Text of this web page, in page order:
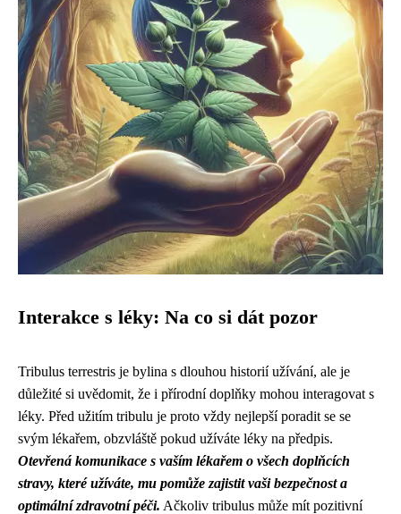
Interakce s léky: Na co si dát pozor
Tribulus terrestris je bylina s dlouhou historií užívání, ale je
důležité si uvědomit, že i přírodní doplňky mohou interagovat s
léky. Před užitím tribulu je proto vždy nejlepší poradit se se
svým lékařem, obzvláště pokud užíváte léky na předpis.
Otevřená komunikace s vaším lékařem o všech doplňcích
stravy, které užíváte, mu pomůže zajistit vaši bezpečnost a
optimální zdravotní péči. Ačkoliv tribulus může mít pozitivní